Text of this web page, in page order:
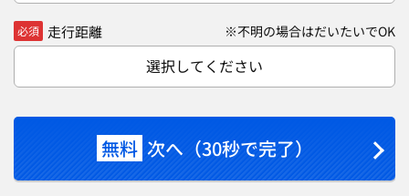
必須 走行距離 ※不明の場合はだいたいでOK
選択してください
無料 次へ（30秒で完了）